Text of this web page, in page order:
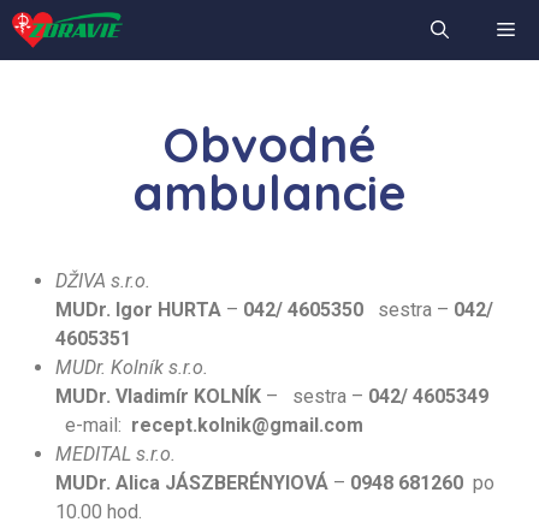
Obvodné
ambulancie
DŽIVA s.r.o.
MUDr. Igor HURTA – 042/ 4605350 sestra – 042/
4605351
MUDr. Kolník s.r.o.
MUDr. Vladimír KOLNÍK – sestra – 042/ 4605349
e-mail: recept.kolnik@gmail.com
MEDITAL s.r.o.
MUDr. Alica JÁSZBERÉNYIOVÁ – 0948 681260 po
10.00 hod.